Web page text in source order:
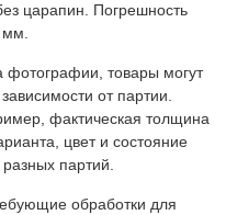
царапин. Погрешность
фотографии, товары могут
от партии.
фактическая толщина
цвет и состояние
партий.
обработки для